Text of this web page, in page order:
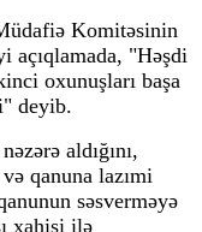
Komitəsinin
"Həşdi
oxunuşları başa
deyib.
aldığını,
qanuna lazımi
səsverməyə
xahişi ilə